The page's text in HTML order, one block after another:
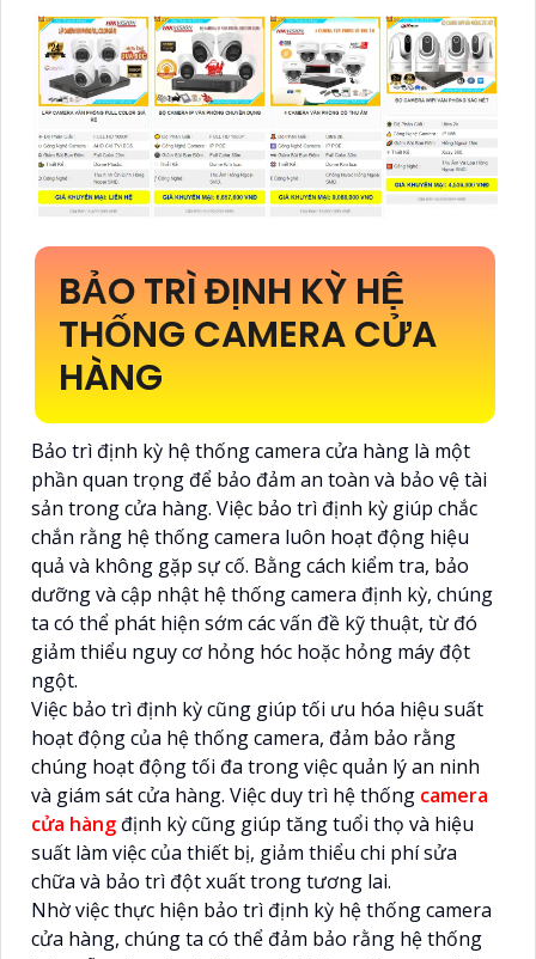
BẢO TRÌ ĐỊNH KỲ HỆ
THỐNG CAMERA CỬA
HÀNG
Bảo trì định kỳ hệ thống camera cửa hàng là một
phần quan trọng để bảo đảm an toàn và bảo vệ tài
sản trong cửa hàng. Việc bảo trì định kỳ giúp chắc
chắn rằng hệ thống camera luôn hoạt động hiệu
quả và không gặp sự cố. Bằng cách kiểm tra, bảo
dưỡng và cập nhật hệ thống camera định kỳ, chúng
ta có thể phát hiện sớm các vấn đề kỹ thuật, từ đó
giảm thiểu nguy cơ hỏng hóc hoặc hỏng máy đột
ngột.
Việc bảo trì định kỳ cũng giúp tối ưu hóa hiệu suất
hoạt động của hệ thống camera, đảm bảo rằng
chúng hoạt động tối đa trong việc quản lý an ninh
và giám sát cửa hàng. Việc duy trì hệ thống camera
cửa hàng định kỳ cũng giúp tăng tuổi thọ và hiệu
suất làm việc của thiết bị, giảm thiểu chi phí sửa
chữa và bảo trì đột xuất trong tương lai.
Nhờ việc thực hiện bảo trì định kỳ hệ thống camera
cửa hàng, chúng ta có thể đảm bảo rằng hệ thống